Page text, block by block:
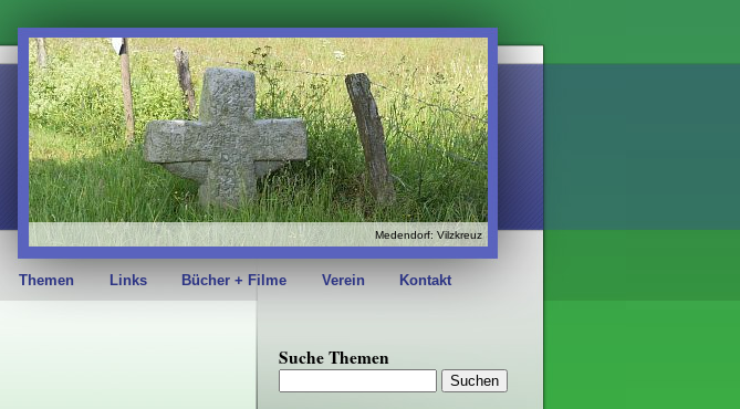
Medendorf: Vilzkreuz
Themen Links Bücher + Filme Verein Kontakt
Suche Themen